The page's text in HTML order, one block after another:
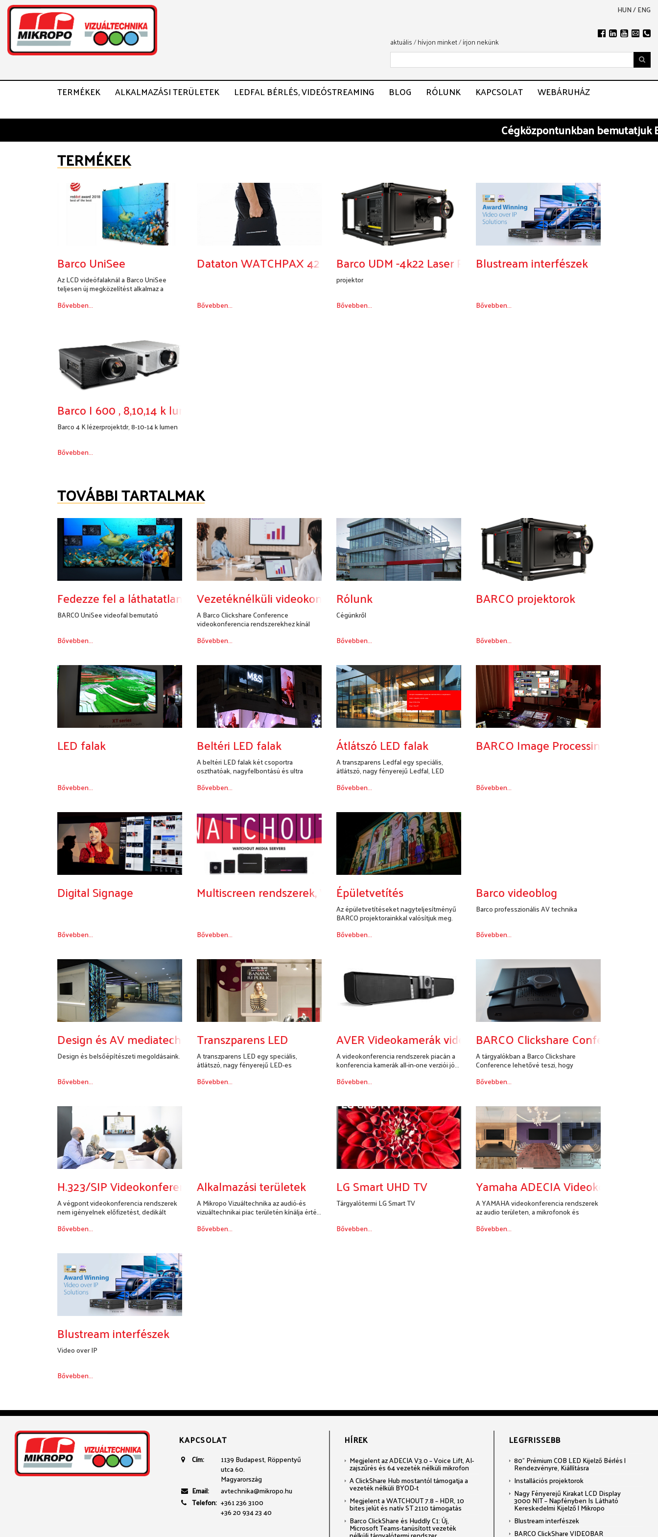
HUN/ENG
aktuális/hívjon minket/írjon nekünk
TERMÉKEK ALKALMAZÁSI TERÜLETEK LEDFAL BÉRLÉS, VIDEÓSTREAMING BLOG RÓLUNK KAPCSOLAT WEBÁRUHÁZ
Cégközpontunkbanbemutatjuk BARCO
TERMÉKEK
Barco UniSee
Az LCD videófalaknál a Barco UniSee
teljesen új megközelítést alkalmaz a
Bővebben...
Dataton WATCHPAX 42
Bővebben...
Barco UDM -4k22 Laser Projector
projektor
Bővebben...
Blustream interfészek
Bővebben...
Barco I 600 , 8,10,14 k lumen
Barco 4 K lézerprojektdr, 8-10-14 k lumen
Bővebben...
TOVÁBBI TARTALMAK
Fedezze fel a láthatatlant
BARCO UniSee videofal bemutató
Bővebben...
Vezetéknélküli videokonferencia minden tárgyalóba
A Barco Clickshare Conference
videokonferencia rendszerekhez kínál
Bővebben...
Rólunk
Cégünkről
Bővebben...
BARCO projektorok
Bővebben...
LED falak
Bővebben...
Beltéri LED falak
A beltéri LED falak két csoportra
oszthatóak, nagyfelbontású és ultra
Bővebben...
Átlátszó LED falak
A transzparens Ledfal egy speciális,
átlátszó, nagy fényerejű Ledfal, LED
Bővebben...
BARCO Image Processing
Bővebben...
Digital Signage
Bővebben...
Multiscreen rendszerek, WATCHOUT
Bővebben...
Épületvetítés
Az épületvetítéseket nagyteljesítményű
BARCO projektorainkkal valósítjuk meg.
Bővebben...
Barco videoblog
Barco professzionális AV technika
Bővebben...
Design és AV mediatechnika
Design és belsőépítészeti megoldásaink.
Bővebben...
Transzparens LED
A transzparens LED egy speciális,
átlátszó, nagy fényerejű LED-es
Bővebben...
AVER Videokamerák videokonfereciához
A videokonferencia rendszerek piacán a
konferencia kamerák all-in-one verziói jó...
Bővebben...
BARCO Clickshare Conference
A tárgyalókban a Barco Clickshare
Conference lehetővé teszi, hogy
Bővebben...
H.323/SIP Videokonferencia
A végpont videokonferencia rendszerek
nem igényelnek előfizetést, dedikált
Bővebben...
Alkalmazási területek
A Mikropo Vizuáltechnika az audió-és
vizuáltechnikai piac területén kínálja érté...
Bővebben...
LG Smart UHD TV
Tárgyalótermi LG Smart TV
Bővebben...
Yamaha ADECIA Videokonferencia
A YAMAHA videokonferencia rendszerek
az audio területen, a mikrofonok és
Bővebben...
Blustream interfészek
Video over IP
Bővebben...
KAPCSOLAT
Cím:
1139 Budapest, Röppentyű
utca 60.
Magyarország
Email:
avtechnika@mikropo.hu
Telefon: +361 236 3100
+36 20 934 23 40
HÍREK
Megjelent az ADECIA V3.0 – Voice Lift, AI-
zajszűrés és 64 vezeték nélküli mikrofon
A ClickShare Hub mostantól támogatja a
vezeték nélküli BYOD-t
Megjelent a WATCHOUT 7.8 – HDR, 10
bites jelút és natív ST 2110 támogatás
Barco ClickShare és Huddly C1: Új,
Microsoft Teams-tanúsított vezeték
LEGFRISSEBB
80" Prémium COB LED Kijelző Bérlés |
Rendezvényre, Kiállításra
Installációs projektorok
Nagy Fényerejű Kirakat LCD Display
3000 NIT – Napfényben Is Látható
Kereskedelmi Kijelző | Mikropo
Blustream interfészek
BARCO ClickShare VIDEOBAR